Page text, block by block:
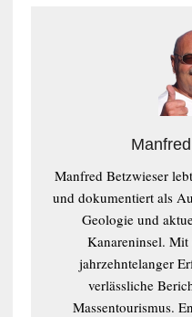
Manfred Betzwieser
und dokumentiert als
Geologie und
Kanareninsel. Mit
jahrzehntelanger
verlässliche
Massentourismus.